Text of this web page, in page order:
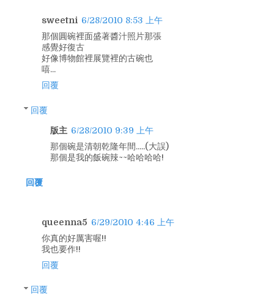
sweetni 6/28/2010 8:53 上午
那個圓碗裡面盛著醬汁照片那張
感覺好復古
好像博物館裡展覽裡的古碗也
嘻...
回覆
回覆
版主 6/28/2010 9:39 上午
那個碗是清朝乾隆年間.....(大誤)
那個是我的飯碗辣~~哈哈哈哈!
回覆
queenna5 6/29/2010 4:46 上午
你真的好厲害喔!!
我也要作!!
回覆
回覆